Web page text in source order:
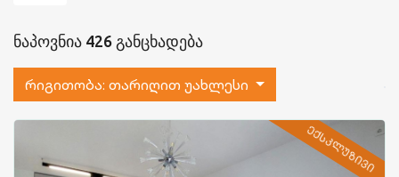
ნაპოვნია 426 განცხადება
რიგითობა: თარიღით უახლესი
ᲔᲥᲡᲙᲚᲣᲖᲘᲕᲘ